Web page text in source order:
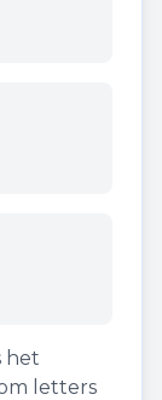
het
letters